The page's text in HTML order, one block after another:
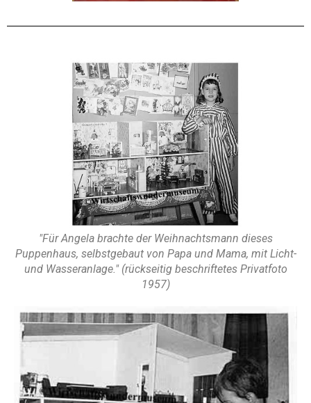
"Für Angela brachte der Weihnachtsmann dieses
Puppenhaus, selbstgebaut von Papa und Mama, mit Licht-
und Wasseranlage." (rückseitig beschriftetes Privatfoto
1957)